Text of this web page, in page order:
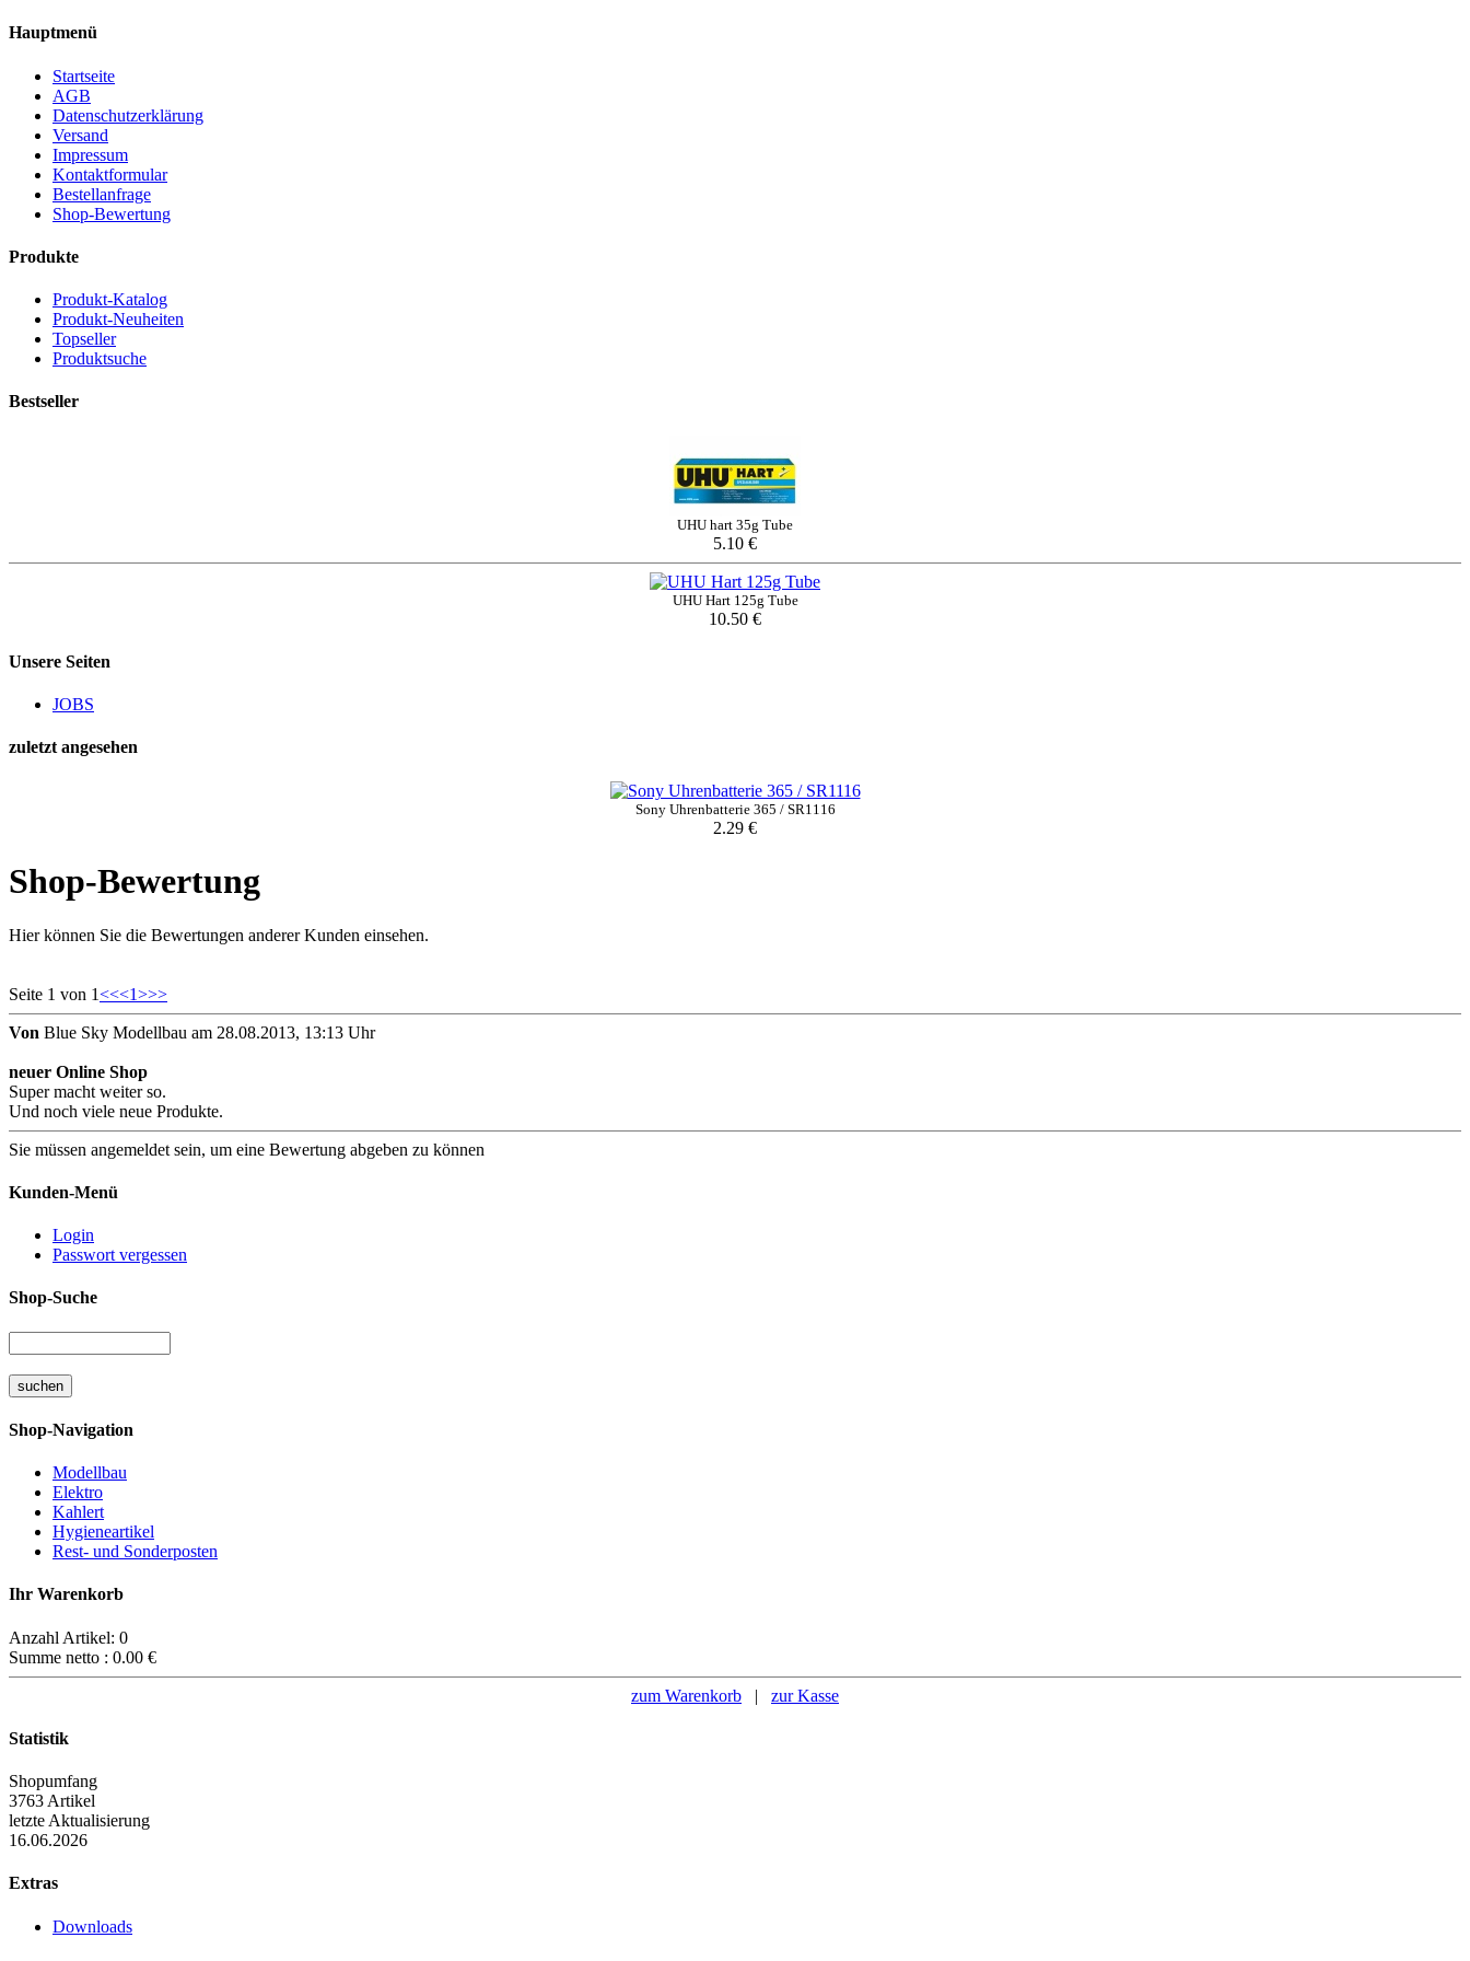
Hauptmenü
Startseite
AGB
Datenschutzerklärung
Versand
Impressum
Kontaktformular
Bestellanfrage
Shop-Bewertung
Produkte
Produkt-Katalog
Produkt-Neuheiten
Topseller
Produktsuche
Bestseller
UHU hart 35g Tube
5.10 €
UHU Hart 125g Tube
10.50 €
Unsere Seiten
JOBS
zuletzt angesehen
Sony Uhrenbatterie 365 / SR1116
2.29 €
Shop-Bewertung
Hier können Sie die Bewertungen anderer Kunden einsehen.
Seite 1 von 1<<<1>>>
Von Blue Sky Modellbau am 28.08.2013, 13:13 Uhr
neuer Online Shop
Super macht weiter so.
Und noch viele neue Produkte.
Sie müssen angemeldet sein, um eine Bewertung abgeben zu können
Kunden-Menü
Login
Passwort vergessen
Shop-Suche
Shop-Navigation
Modellbau
Elektro
Kahlert
Hygieneartikel
Rest- und Sonderposten
Ihr Warenkorb
Anzahl Artikel: 0
Summe netto : 0.00 €
zum Warenkorb | zur Kasse
Statistik
Shopumfang
3763 Artikel
letzte Aktualisierung
16.06.2026
Extras
Downloads